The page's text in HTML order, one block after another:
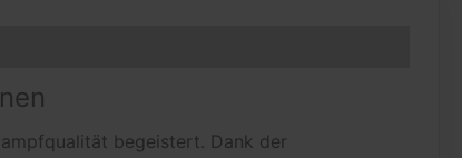
begeistert. Dank der